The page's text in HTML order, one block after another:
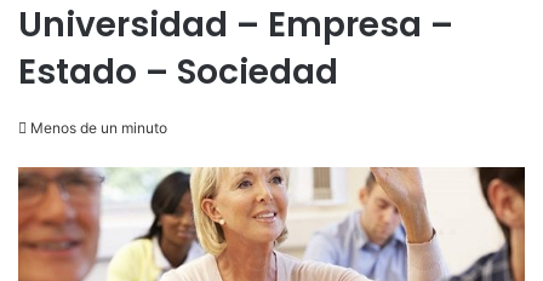
Universidad – Empresa –
Estado – Sociedad
Menos de un minuto